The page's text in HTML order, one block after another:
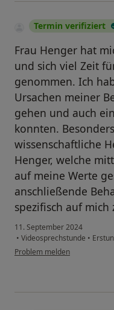
Termin verifiziert
Frau Henger hat
und sich viel Zeit
genommen. Ich
Ursachen meiner
gehen und auch
konnten.
wissenschaftliche
Henger, welche
auf meine Werte
anschließende
spezifisch auf
11. September 2024
• Videosprechstunde •
Problem melden